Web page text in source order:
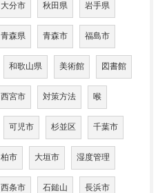
大分市 秋田県 岩手県
青森県 青森市 福島市
和歌山県 美術館 図書館
西宮市 対策方法 喉
可児市 杉並区 千葉市
柏市 大垣市 湿度管理
西条市 石鎚山 長浜市